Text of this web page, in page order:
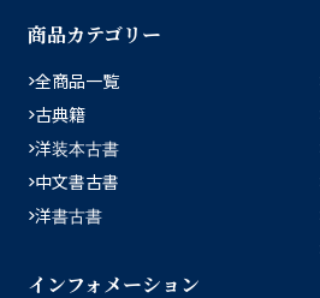
商品カテゴリー
全商品一覧
古典籍
洋装本古書
中文書古書
洋書古書
インフォメーション